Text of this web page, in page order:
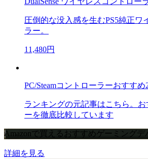
圧倒的な没入感を生むPS5純正ワ
ラー。
11,480円
PC/Steamコントローラーおすすめ
ランキングの元記事はこちら。
ーを徹底比較しています
Amazonで買えるおすすめゲーミングデ
詳細を見る